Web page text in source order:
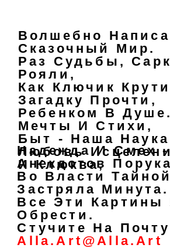
Надежда И Смех -
Анекдотов Порука.
Во Власти Тайной
Застряла Минута.
Все Эти Картины Легко
Обрести.
Стучите На Почту Мечты:
Alla.art@Alla.art
Бывает Пишу Ваши
Детские Сны!
+79775569436
Сказочный Мир.
Раз Судьбы, Сарказм И
Рояли,
Как Ключик Крути -
Загадку Прочти,
Ребенком В Душе.
Мечты И Стихи,
Быт - Наша Наука,
Любовь Исцеления, Вера
И Клюква,